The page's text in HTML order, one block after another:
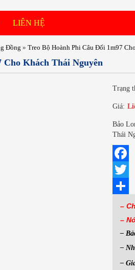
LIÊN HỆ
Đồng » Treo Bộ Hoành Phi Câu Đối 1m97
Khách Thái Nguyên
Trạng
Giá:
Bảo
Thái
Twitter
Share
–
–
–
–
–